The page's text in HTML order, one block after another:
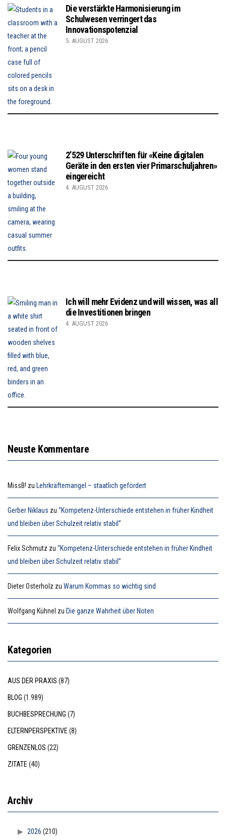
Die verstärkte Harmonisierung im
Schulwesen verringert das
Innovationspotenzial
5. AUGUST 2026
2’529 Unterschriften für «Keine digitalen
Geräte in den ersten vier Primarschuljahren»
eingereicht
4. AUGUST 2026
Ich will mehr Evidenz und will wissen, was all
die Investitionen bringen
4. AUGUST 2026
Neuste Kommentare
MissB! zu Lehrkräftemangel – staatlich gefördert
Gerber Niklaus zu “Kompetenz-Unterschiede entstehen in früher Kindheit
und bleiben über Schulzeit relativ stabil”
Felix Schmutz zu “Kompetenz-Unterschiede entstehen in früher Kindheit
und bleiben über Schulzeit relativ stabil”
Dieter Osterholz zu Warum Kommas so wichtig sind
Wolfgang Kühnel zu Die ganze Wahrheit über Noten
Kategorien
AUS DER PRAXIS (87)
BLOG (1.989)
BUCHBESPRECHUNG (7)
ELTERNPERSPEKTIVE (8)
GRENZENLOS (22)
ZITATE (40)
Archiv
2026 (210)